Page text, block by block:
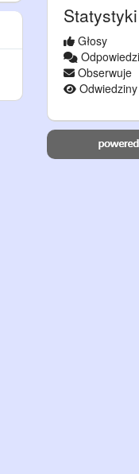
Głosy
Odpowiedzi
Obserwuje
Odwiedziny